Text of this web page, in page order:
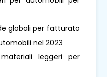
globali per fatturato
nel 2023
leggeri per